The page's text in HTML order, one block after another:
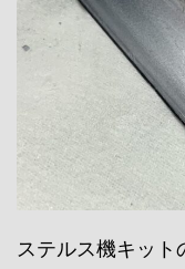
ステルス機キッ